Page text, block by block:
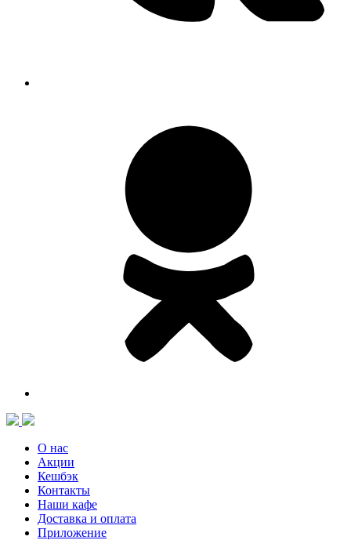
О нас
Акции
Кешбэк
Контакты
Наши кафе
Доставка и оплата
Приложение